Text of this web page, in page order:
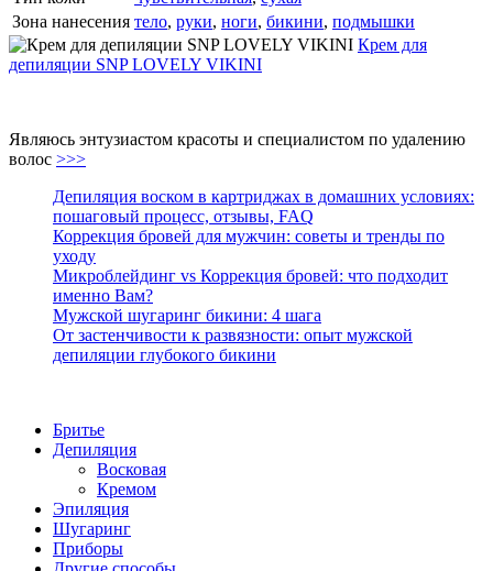
Зона нанесения тело, руки, ноги, бикини, подмышки
Крем для
депиляции SNP LOVELY VIKINI
Являюсь энтузиастом красоты и специалистом по удалению
волос >>>
Депиляция воском в картриджах в домашних условиях:
пошаговый процесс, отзывы, FAQ
Коррекция бровей для мужчин: советы и тренды по
уходу
Микроблейдинг vs Коррекция бровей: что подходит
именно Вам?
Мужской шугаринг бикини: 4 шага
От застенчивости к развязности: опыт мужской
депиляции глубокого бикини
Бритье
Депиляция
Восковая
Кремом
Эпиляция
Шугаринг
Приборы